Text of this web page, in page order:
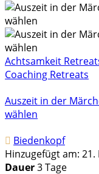
Achtsamkeit
Coaching Retreats
Auszeit in der
wählen
Biedenkopf
Hinzugefügt am:
Dauer3 Tage